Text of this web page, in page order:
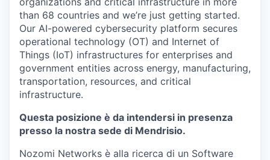
than 68 countries and we’re just getting started.
Our AI-powered cybersecurity platform secures
operational technology (OT) and Internet of
Things (IoT) infrastructures for enterprises and
government entities across energy, manufacturing,
transportation, resources, and critical
infrastructure.
Questa posizione è da intendersi in presenza
presso la nostra sede di Mendrisio.
Nozomi Networks è alla ricerca di un Software